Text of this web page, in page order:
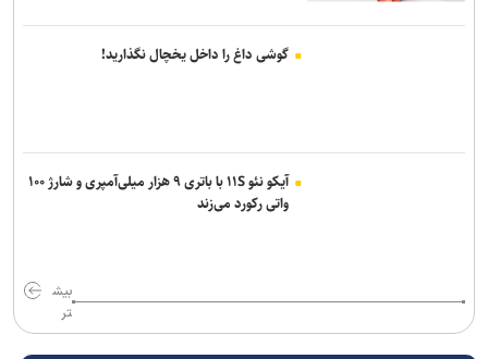
گوشی داغ را داخل یخچال نگذارید!
آیکو نئو ۱۱S با باتری ۹ هزار میلی‌آمپری و شارژ ۱۰۰
واتی رکورد می‌زند
بیش
تر